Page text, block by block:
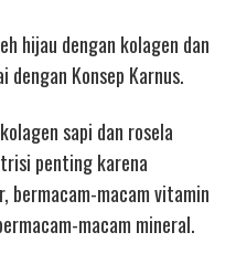
hijau dengan kolagen dan
Konsep Karnus.
sapi dan rosela
penting karena
bermacam-macam vitamin
macam mineral.